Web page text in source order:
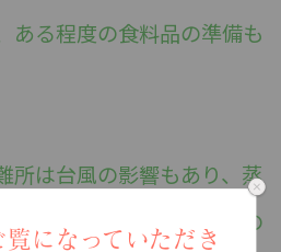
ある程度の食料品の準備も
所は台風の影響もあり、蒸
、うちわの用意や大きめの
になっていただき